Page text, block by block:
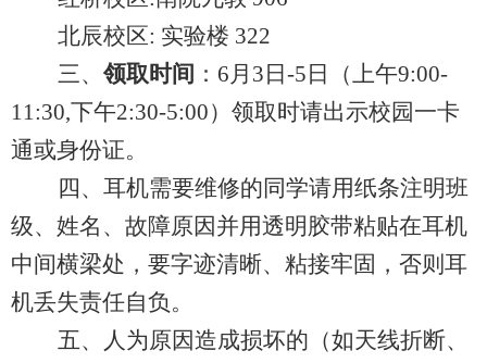
北辰校区: 实验楼 322
三、领取时间 ：6月3日-5日（上午9:00-
11:30,下午2:30-5:00）领取时请出示校园一卡
通或身份证。
四、耳机需要维修的同学请用纸条注明班
级、姓名、故障原因并用透明胶带粘贴在耳机
中间横梁处，要字迹清晰、粘接牢固，否则耳
机丢失责任自负。
五、人为原因造成损坏的（如天线折断、